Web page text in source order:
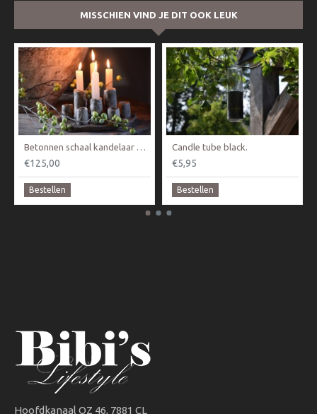
MISSCHIEN VIND JE DIT OOK LEUK
Betonnen schaal kandelaar PMR
€125,00
Bestellen
Candle tube black.
€5,95
Bestellen
Hoofdkanaal OZ 46, 7881 CL